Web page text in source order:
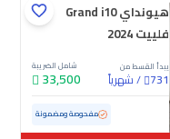
هيونداي Grand i10
فلييت 2024
يبدأ القسط من
731
/شهرياً
شامل الضريبة
33,500
مفحوصة ومضمونة